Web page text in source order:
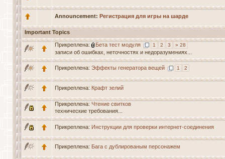
Announcement: Регистрация для игры на шарде
Important Topics
Прикреплена: Бета тест модуля 1 2 3 » 28
записи об ошибках, неточностях и недоразумениях...
Прикреплена: Эффекты генератора вещей 1 2
Прикреплена: Крафт зелий
Прикреплена: Чтение свитков
технические требования...
Прикреплена: Инструкции для проверки интернет-соединения
Прикреплена: Бага с дублированым персонажем